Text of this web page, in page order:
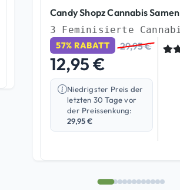
Candy Shopz Cannabis Samen
57% RABATT 29,95€
12,95€
Niedrigster Preis der
letzten 30 Tage vor
der Preissenkung:
29,95€